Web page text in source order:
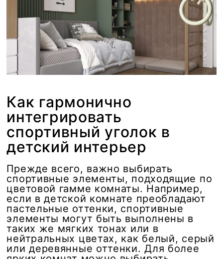
Как гармонично
интегрировать
спортивный уголок в
детский интерьер
Прежде всего, важно выбирать
спортивные элементы, подходящие по
цветовой гамме комнаты. Например,
если в детской комнате преобладают
пастельные оттенки, спортивные
элементы могут быть выполнены в
таких же мягких тонах или в
нейтральных цветах, как белый, серый
или деревянные оттенки. Для более